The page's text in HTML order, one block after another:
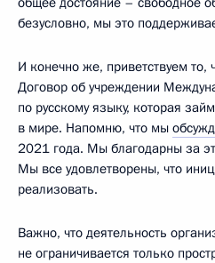
безусловно, мы это
И конечно же, приветствуем то,
Договор об учреждении
по русскому языку, которая
в мире. Напомню, что мы
2021 года. Мы благодарны за
Мы все удовлетворены, что
реализовать.
Важно, что деятельность
не ограничивается только